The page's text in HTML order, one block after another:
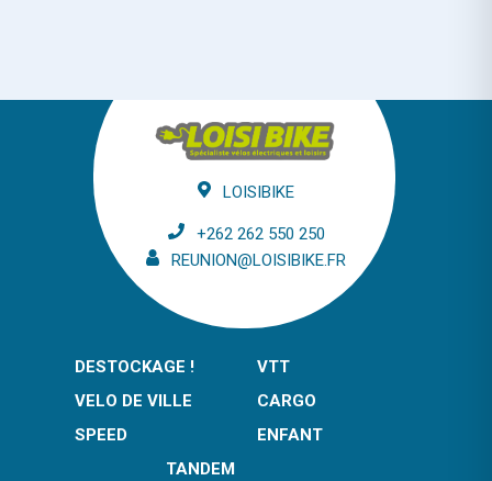
LOISIBIKE
+262 262 550 250
REUNION@LOISIBIKE.FR
DESTOCKAGE !
VTT
VELO DE VILLE
CARGO
SPEED
ENFANT
TANDEM